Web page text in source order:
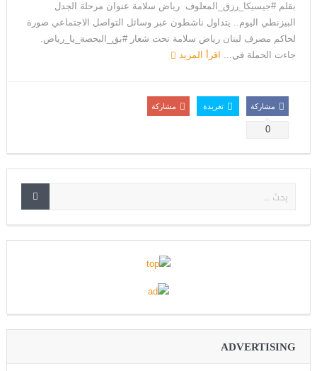
بقلم #جيسيكا_رزق_المعلوف رياض سلامة عنوان مرحلة الجدل
البيزنطي اليوم.. يتداول ناشطون عبر وسائل التواصل الاجتماعي صورة
لحاكم مصرف لبنان رياض سلامة تحت شعار #بق_البحصة_يا_رياض.
جاءت الحملة في... اقرأ المزيد
مشاركة
0
تغريدة مشاركة
ADVERTISING